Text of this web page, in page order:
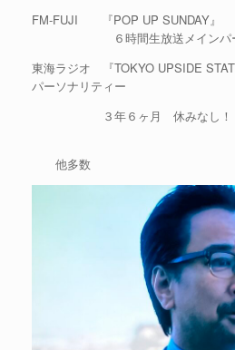
FM-FUJI 『POP UP SUNDAY』
６時間生放送メインパー
東海ラジオ 『TOKYO UPSIDE
パーソナリティー
３年６ヶ月 休みなし！
他多数